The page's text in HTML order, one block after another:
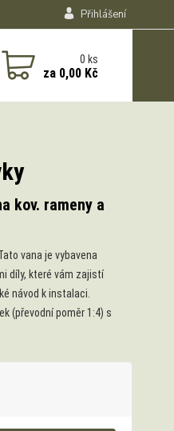
Přihlášení
0ks
za 0,00 Kč
kov. rameny a
vana je vybavena
díly, které vám zajistí
návod k instalaci.
(převodní poměr 1:4) s